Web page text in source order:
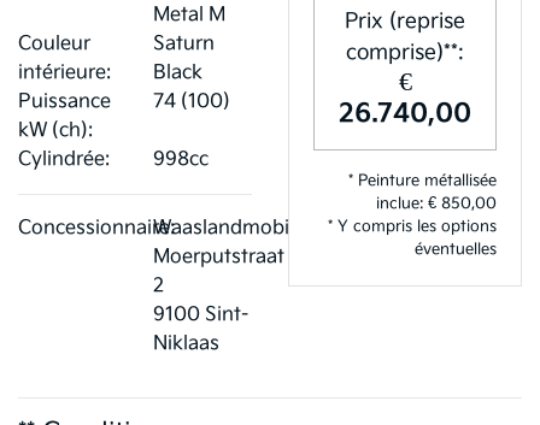
Metal M
Couleur
intérieure:
Saturn
Black
Puissance
kW (ch):
74 (100)
Cylindrée: 998cc
Concessionnaire:Waaslandmobiel
Moerputstraat
2
9100 Sint-
Niklaas
Prix (reprise
comprise)**:
€
26.740,00
* Peinture métallisée
inclue: € 850,00
* Y compris les options
éventuelles